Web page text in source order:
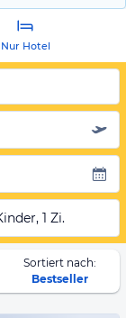
Nur Hotel
1 Zi.
Sortiert nach:
Bestseller